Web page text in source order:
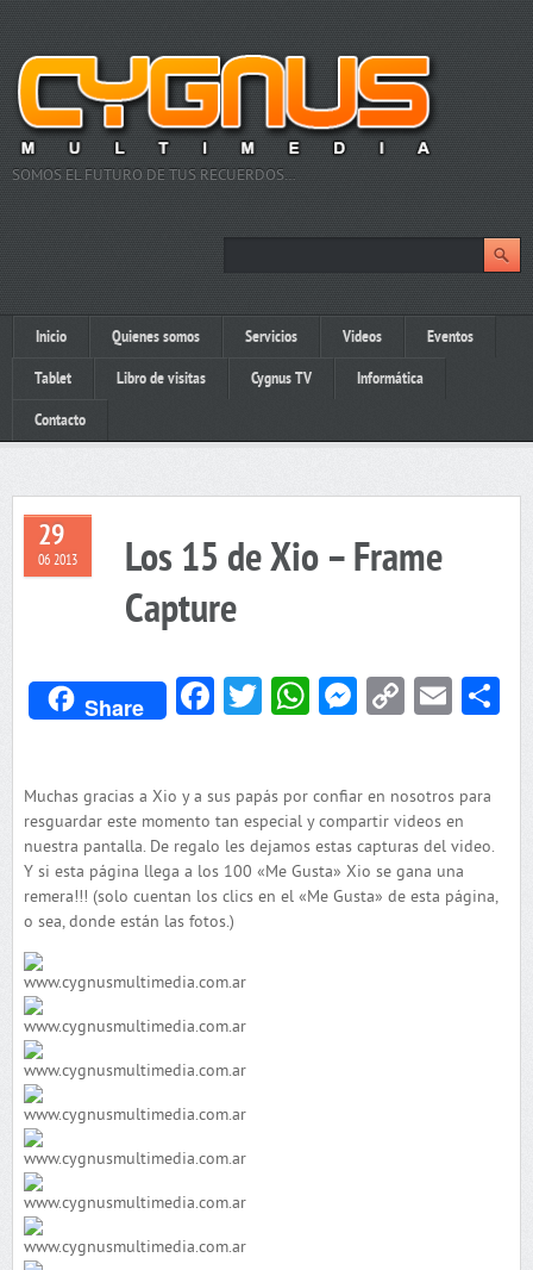
SOMOS EL FUTURO DE TUS RECUERDOS…
Inicio Quienes somos Servicios Videos Eventos
Tablet Libro de visitas Cygnus TV Informática
Contacto
29
06 2013
Los 15 de Xio – Frame
Capture
Share Facebook
Twitter
WhatsApp
Messenger
Copy
Muchas gracias a Xio y a sus papás por confiar en nosotros para
resguardar este momento tan especial y compartir videos en
nuestra pantalla. De regalo les dejamos estas capturas del video.
Y si esta página llega a los 100 «Me Gusta» Xio se gana una
remera!!! (solo cuentan los clics en el «Me Gusta» de esta página,
o sea, donde están las fotos.)